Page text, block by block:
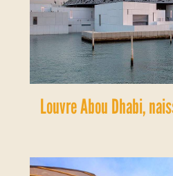
Louvre Abou Dhabi,